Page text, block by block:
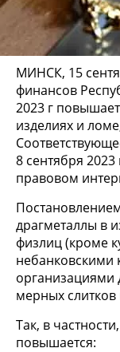
МИНСК, 15
финансов
2023 г
изделиях и
8 сентября 2023
правовом
драгметаллы в
физлиц (кроме
небанковскими
организациями
мерных
Так, в
повышается: